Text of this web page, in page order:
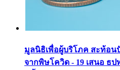
มูลนิธิเพื่อผู้บริโภค สะท้อน
จากพิษโควิด - 19 เสนอ ธ